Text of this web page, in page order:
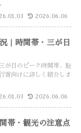
2026.06.06
｜時間帯・三が日
が日のピーク時間帯、駐
客向けに詳しく紹介しま
2026.06.06
帯・観光の注意点